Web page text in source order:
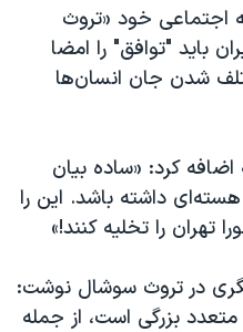
اجتماعی خود «تروث
باید "توافق" را امضا
شدن جان انسان‌ها
کرد: «ساده بیان
داشته باشد. این را
تهران را تخلیه کنند!»
در تروث سوشال نوشت:
بزرگی است، از جمله